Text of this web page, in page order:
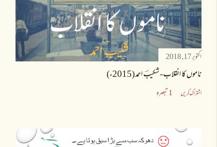
اکتوبر 17, 2018
ناموں کا انقلاب - شکیبؔ احمد (2015ء)
اشتراک کریں 1 تبصرہ